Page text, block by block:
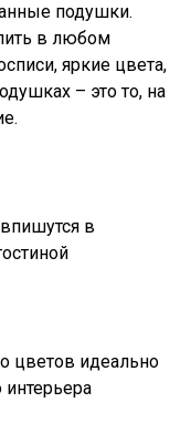
подушки.
в любом
яркие цвета,
– это то, на
в
цветов идеально